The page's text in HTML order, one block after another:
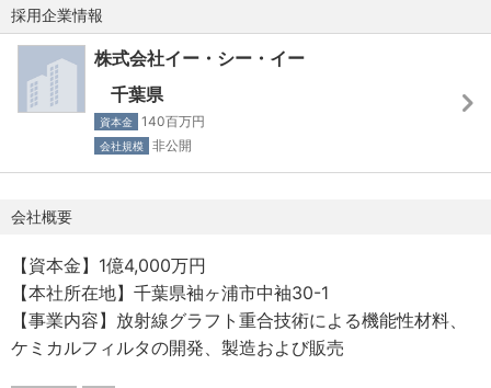
採用企業情報
株式会社イー・シー・イー
千葉県
資本金 140百万円
会社規模 非公開
会社概要
【資本金】1億4,000万円
【本社所在地】千葉県袖ヶ浦市中袖30-1
【事業内容】放射線グラフト重合技術による機能性材料、
ケミカルフィルタの開発、製造および販売